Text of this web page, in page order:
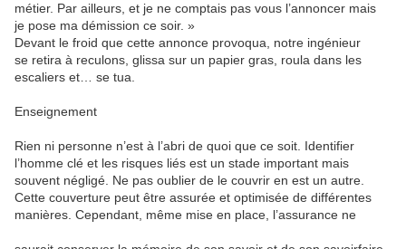
métier. Par ailleurs, et je ne comptais pas vous l’annoncer mais
je pose ma démission ce soir. »
Devant le froid que cette annonce provoqua, notre ingénieur
se retira à reculons, glissa sur un papier gras, roula dans les
escaliers et… se tua.
Enseignement
Rien ni personne n’est à l’abri de quoi que ce soit. Identifier
l’homme clé et les risques liés est un stade important mais
souvent négligé. Ne pas oublier de le couvrir en est un autre.
Cette couverture peut être assurée et optimisée de différentes
manières. Cependant, même mise en place, l’assurance ne